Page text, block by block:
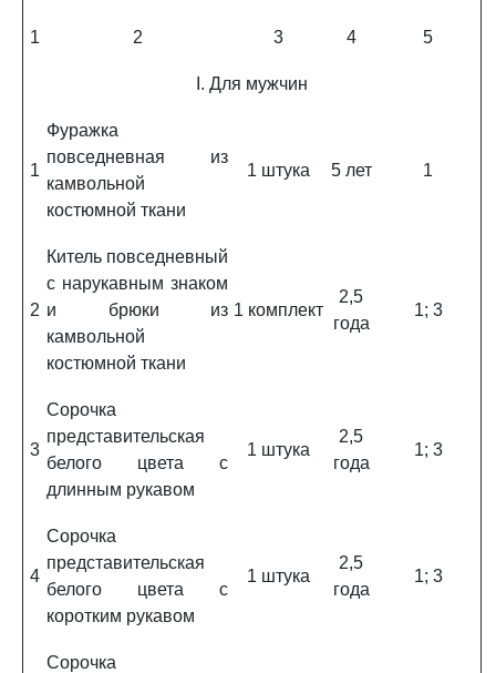
1 2 3 4 5
I. Для мужчин
1
Фуражка
повседневная из
камвольной
костюмной ткани
1 штука 5 лет 1
2
Китель повседневный
с нарукавным знаком
и брюки из
камвольной
костюмной ткани
1 комплект
2,5
года
1; 3
3
Сорочка
представительская
белого цвета с
длинным рукавом
1 штука
2,5
года
1; 3
4
Сорочка
представительская
белого цвета с
коротким рукавом
1 штука
2,5
года
1; 3
Сорочка